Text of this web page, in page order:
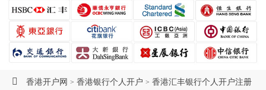
香港开户网 > 香港银行个人开户 > 香港汇丰银行个人开户注册